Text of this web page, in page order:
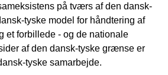
på tværs af den dansk-
tyske model for håndtering af
et forbillede - og de nationale
af den dansk-tyske grænse er
tyske samarbejde.